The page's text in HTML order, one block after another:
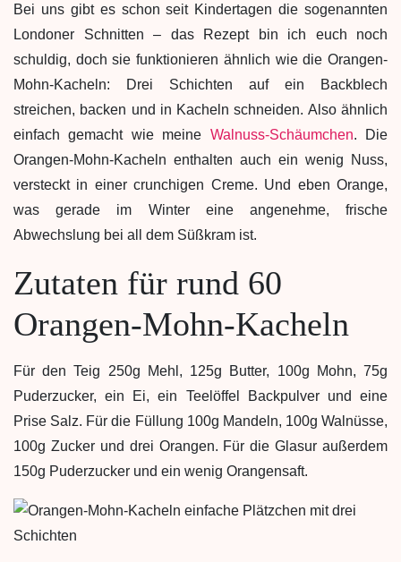
Bei uns gibt es schon seit Kindertagen die sogenannten
Londoner Schnitten – das Rezept bin ich euch noch
schuldig, doch sie funktionieren ähnlich wie die Orangen-
Mohn-Kacheln: Drei Schichten auf ein Backblech
streichen, backen und in Kacheln schneiden. Also ähnlich
einfach gemacht wie meine Walnuss-Schäumchen. Die
Orangen-Mohn-Kacheln enthalten auch ein wenig Nuss,
versteckt in einer crunchigen Creme. Und eben Orange,
was gerade im Winter eine angenehme, frische
Abwechslung bei all dem Süßkram ist.
Zutaten für rund 60
Orangen-Mohn-Kacheln
Für den Teig 250g Mehl, 125g Butter, 100g Mohn, 75g
Puderzucker, ein Ei, ein Teelöffel Backpulver und eine
Prise Salz. Für die Füllung 100g Mandeln, 100g Walnüsse,
100g Zucker und drei Orangen. Für die Glasur außerdem
150g Puderzucker und ein wenig Orangensaft.